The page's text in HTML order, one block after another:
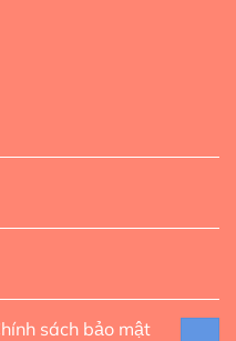
sách bảo mật